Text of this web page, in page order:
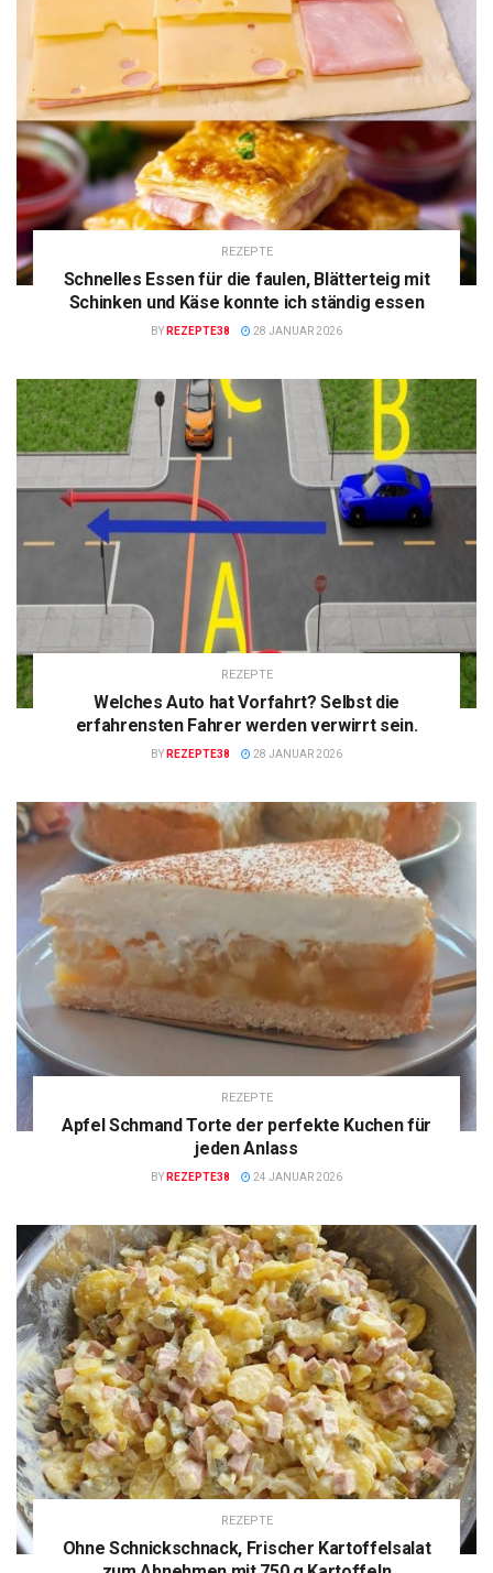
REZEPTE
Schnelles Essen für die faulen, Blätterteig mit
Schinken und Käse konnte ich ständig essen
BY REZEPTE38 28 JANUAR 2026
REZEPTE
Welches Auto hat Vorfahrt? Selbst die
erfahrensten Fahrer werden verwirrt sein.
BY REZEPTE38 28 JANUAR 2026
REZEPTE
Apfel Schmand Torte der perfekte Kuchen für
jeden Anlass
BY REZEPTE38 24 JANUAR 2026
REZEPTE
Ohne Schnickschnack, Frischer Kartoffelsalat